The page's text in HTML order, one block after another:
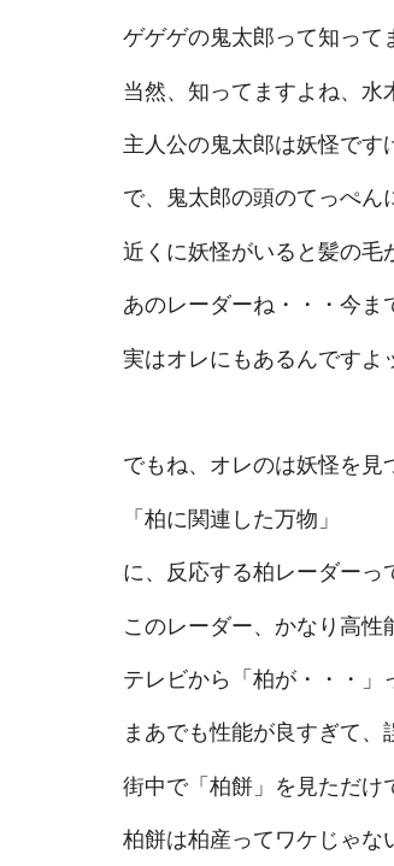
ゲゲゲの鬼太郎って知って
当然、知ってますよね、水
主人公の鬼太郎は妖怪です
で、鬼太郎の頭のてっぺん
近くに妖怪がいると髪の毛
あのレーダーね・・・今ま
実はオレにもあるんですよ
でもね、オレのは妖怪を見
「柏に関連した万物」
に、反応する柏レーダーっ
このレーダー、かなり高性
テレビから「柏が・・・」
まあでも性能が良すぎて、
街中で「柏餅」を見ただけ
柏餅は柏産ってワケじゃな